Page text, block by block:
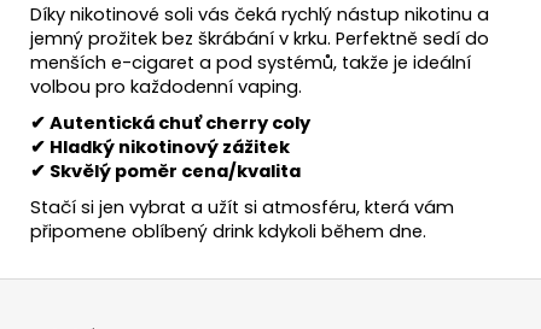
Díky nikotinové soli vás čeká rychlý nástup nikotinu a
jemný prožitek bez škrábání v krku. Perfektně sedí do
menších e-cigaret a pod systémů, takže je ideální
volbou pro každodenní vaping.
✔ Autentická chuť cherry coly
✔ Hladký nikotinový zážitek
✔ Skvělý poměr cena/kvalita
Stačí si jen vybrat a užít si atmosféru, která vám
připomene oblíbený drink kdykoli během dne.
Z